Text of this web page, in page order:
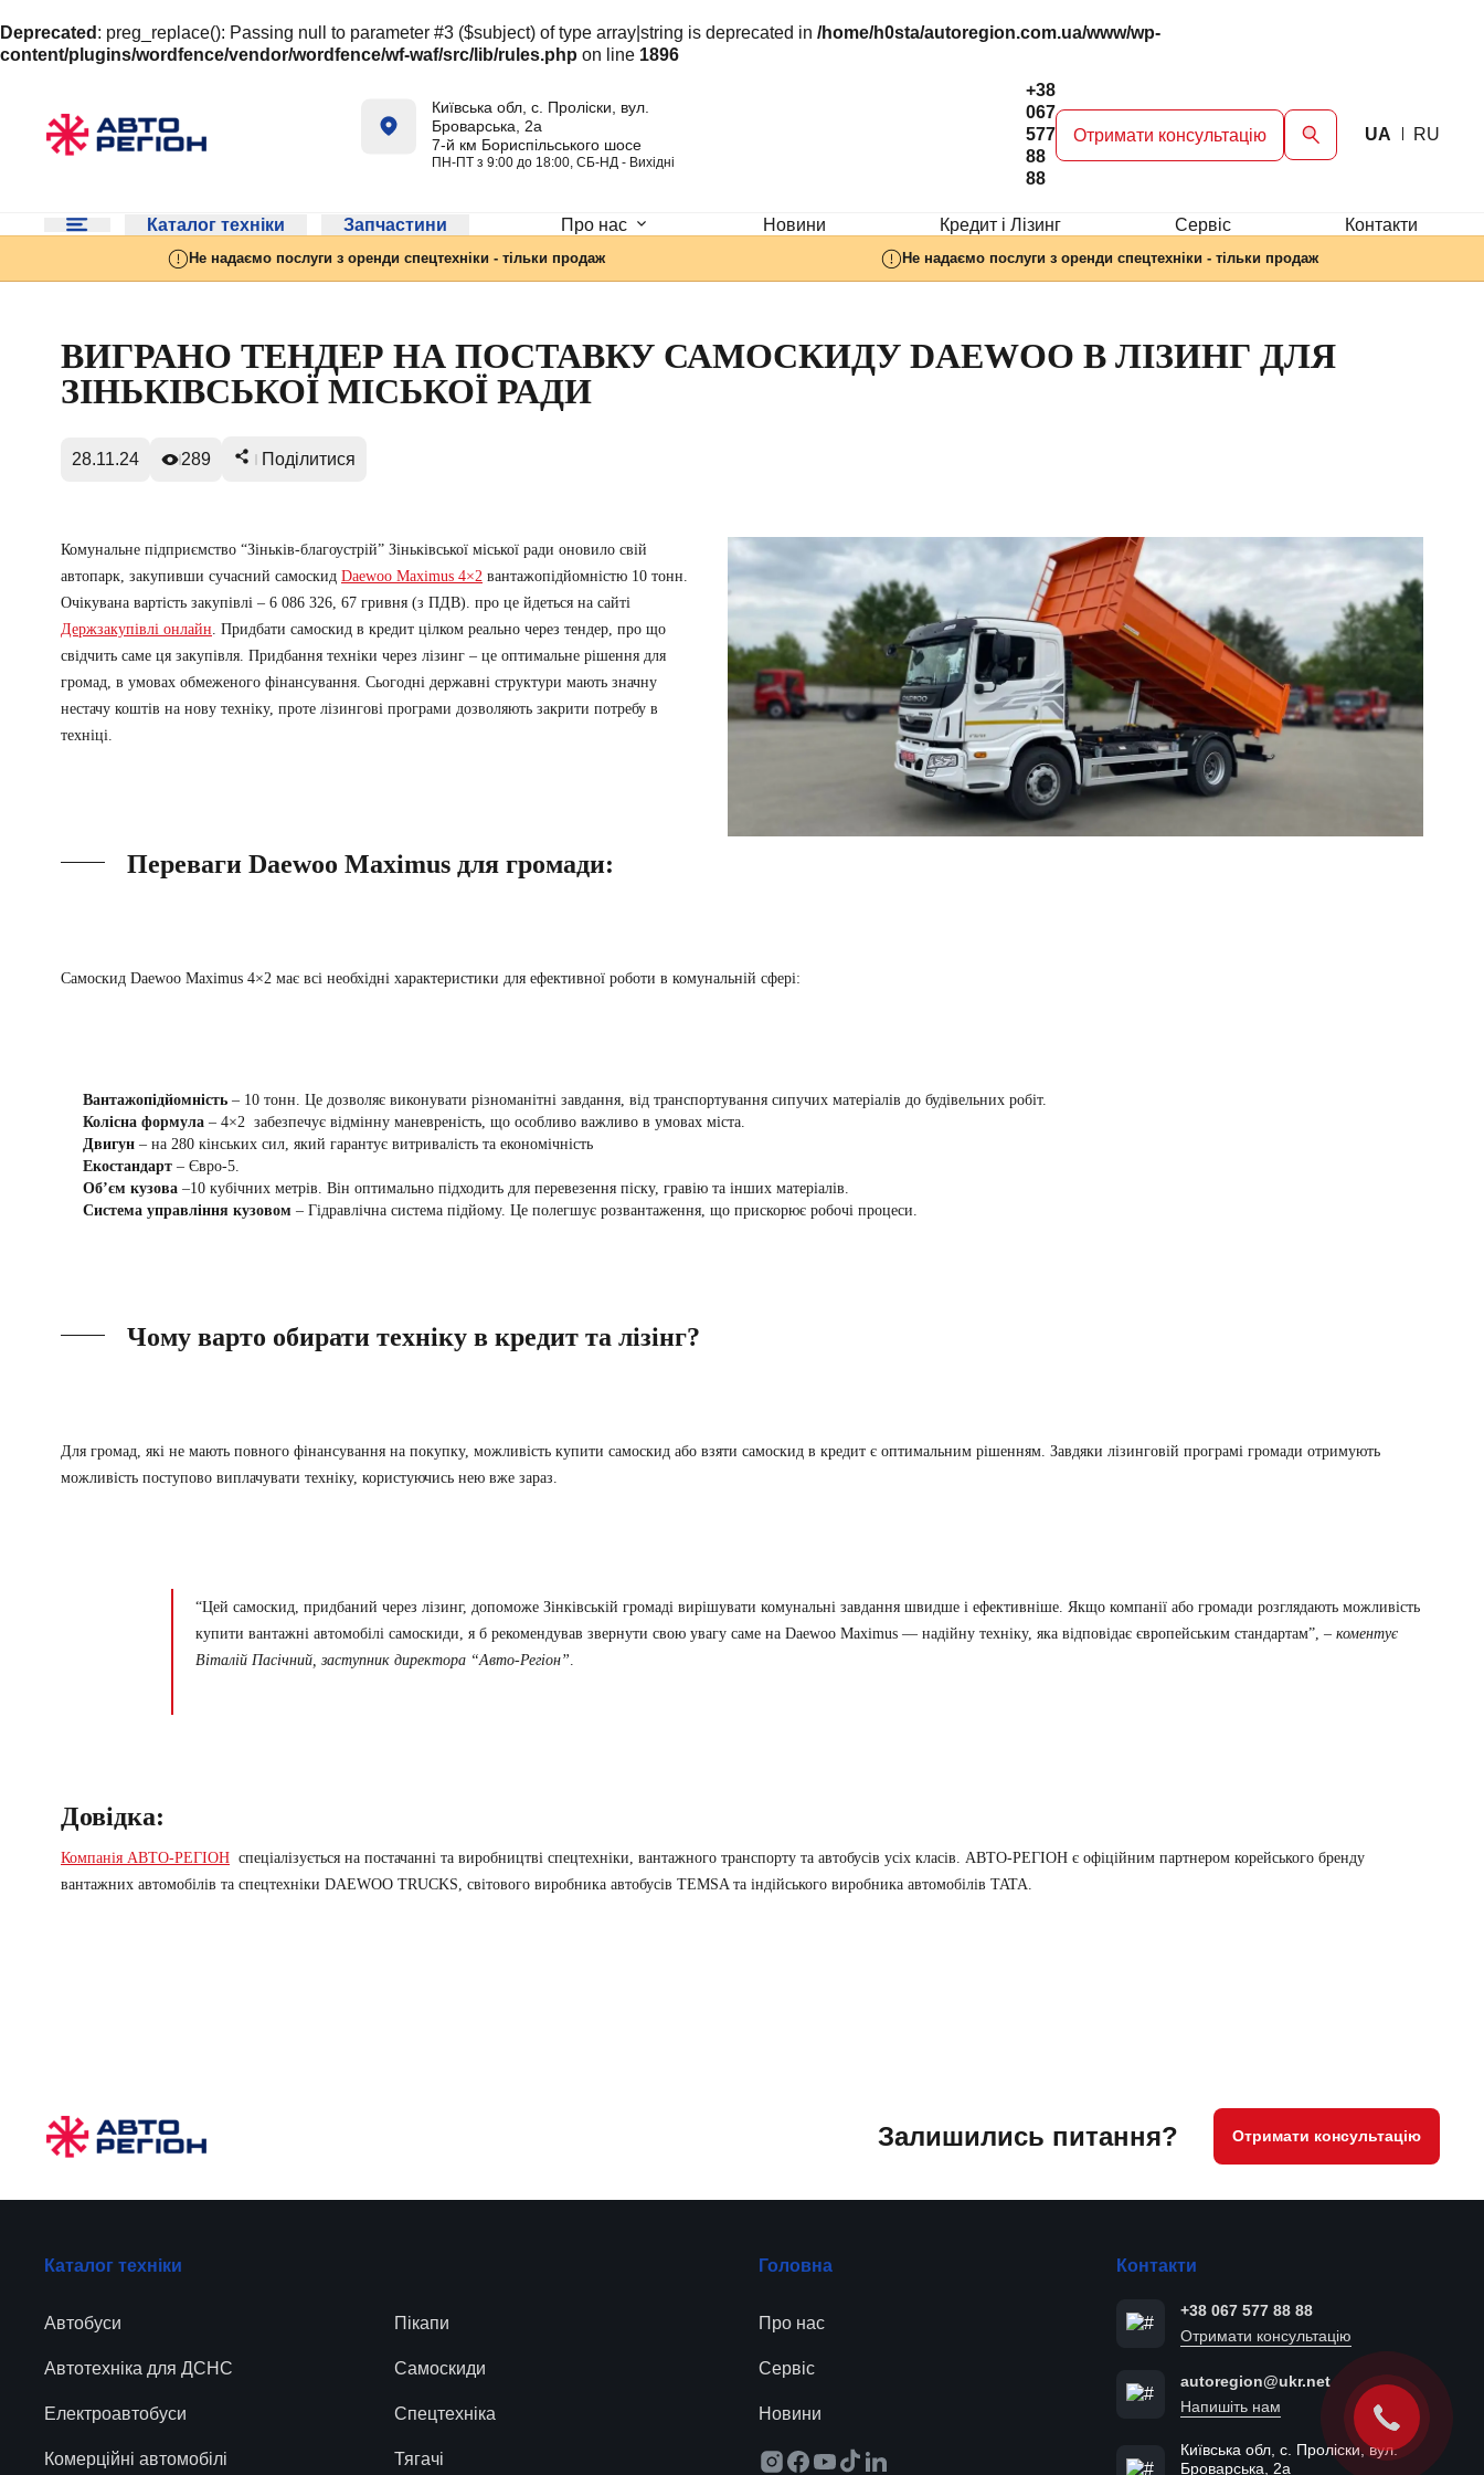
Deprecated : preg_replace(): Passing null to parameter #3 ($subject) of type array|string is deprecated in /home/h0sta/autoregion.com.ua/www/wp-
content/plugins/wordfence/vendor/wordfence/wf-waf/src/lib/rules.php on line 1896
Київська обл, с. Проліски, вул.
Броварська, 2а
7-й км Бориспільського шосе
ПН-ПТ з 9:00 до 18:00, СБ-НД - Вихідні
+38
067
577
88
88
Отримати консультацію UA RU
Каталог техніки Запчастини Про нас Новини Кредит і Лізинг Сервіc Контакти
Не надаємо послуги з оренди спецтехніки - тільки продаж Не надаємо послуги з оренди спецтехніки - тільки продаж
ВИГРАНО ТЕНДЕР НА ПОСТАВКУ САМОСКИДУ DAEWOO В ЛІЗИНГ ДЛЯ
ЗІНЬКІВСЬКОЇ МІСЬКОЇ РАДИ
28.11.24 289 Поділитися
Комунальне підприємство “Зіньків-благоустрій” Зіньківської міської ради оновило свій
автопарк, закупивши сучасний самоскид Daewoo Maximus 4×2 вантажопідйомністю 10 тонн.
Очікувана вартість закупівлі – 6 086 326, 67 гривня (з ПДВ). про це йдеться на сайті
Держзакупівлі онлайн. Придбати самоскид в кредит цілком реально через тендер, про що
свідчить саме ця закупівля. Придбання техніки через лізинг – це оптимальне рішення для
громад, в умовах обмеженого фінансування. Сьогодні державні структури мають значну
нестачу коштів на нову техніку, проте лізингові програми дозволяють закрити потребу в
техніці.
Переваги Daewoo Maximus для громади:
Самоскид Daewoo Maximus 4×2 має всі необхідні характеристики для ефективної роботи в комунальній сфері:
Вантажопідйомність – 10 тонн. Це дозволяє виконувати різноманітні завдання, від транспортування сипучих матеріалів до будівельних робіт.
Колісна формула – 4×2 забезпечує відмінну маневреність, що особливо важливо в умовах міста.
Двигун – на 280 кінських сил, який гарантує витривалість та економічність
Екостандарт – Євро-5.
Об’єм кузова –10 кубічних метрів. Він оптимально підходить для перевезення піску, гравію та інших матеріалів.
Система управління кузовом – Гідравлічна система підйому. Це полегшує розвантаження, що прискорює робочі процеси.
Чому варто обирати техніку в кредит та лізінг?
Для громад, які не мають повного фінансування на покупку, можливість купити самоскид або взяти самоскид в кредит є оптимальним рішенням. Завдяки лізинговій програмі громади отримують
можливість поступово виплачувати техніку, користуючись нею вже зараз.
“Цей самоскид, придбаний через лізинг, допоможе Зінківській громаді вирішувати комунальні завдання швидше і ефективніше. Якщо компанії або громади розглядають можливість
купити вантажні автомобілі самоскиди, я б рекомендував звернути свою увагу саме на Daewoo Maximus — надійну техніку, яка відповідає європейським стандартам”, – коментує
Віталій Пасічний, заступник директора “Авто-Регіон”.
Довідка:
Компанія АВТО-РЕГІОН спеціалізується на постачанні та виробництві спецтехніки, вантажного транспорту та автобусів усіх класів. АВТО-РЕГІОН є офіційним партнером корейського бренду
вантажних автомобілів та спецтехніки DAEWOO TRUCKS, світового виробника автобусів TEMSA та індійського виробника автомобілів TATA.
Залишились питання? Отримати консультацію
Каталог техніки
Автобуси
Автотехніка для ДСНС
Електроавтобуси
Комерційні автомобілі
Пікапи
Самоскиди
Спецтехніка
Тягачі
Головна
Про нас
Сервіc
Новини
Контакти
+38 067 577 88 88
Отримати консультацію
autoregion@ukr.net
Напишіть нам
Київська обл, с. Проліски, вул.
Броварська, 2а